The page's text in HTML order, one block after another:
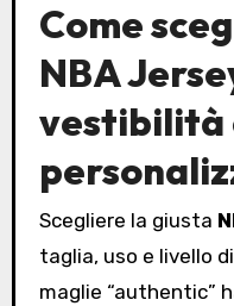
Come
NBA
vestibilità
Scegliere la giusta
taglia, uso e livello
maglie “authentic”